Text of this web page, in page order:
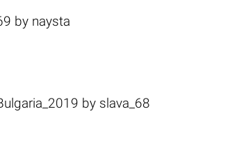
by naysta
by slava_68